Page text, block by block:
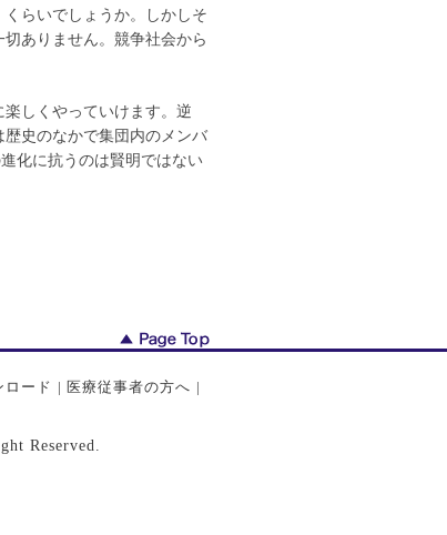
らいでしょうか。しかしそ
ありません。競争社会から
しくやっていけます。逆
史のなかで集団内のメンバ
化に抗うのは賢明ではない
ロード | 医療従事者の方へ |
Reserved.